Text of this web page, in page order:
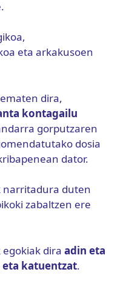
eta arkakusoen
dira,
kontagailu
gorputzaren
dosia
dator.
narritadura duten
zabaltzen ere
egokiak dira adin eta
katuentzat.